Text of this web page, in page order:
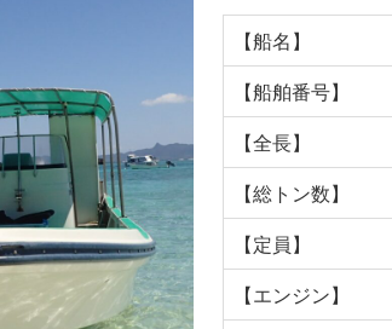
【船名】
【船舶番号】
【全長】
【総トン数】
【定員】
【エンジン】